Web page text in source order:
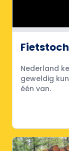
Nederland
geweldig
één van.